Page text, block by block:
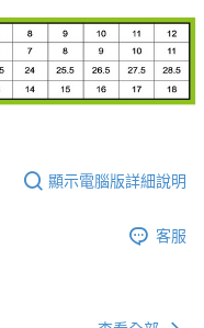
顯示電腦版詳細說明
客服